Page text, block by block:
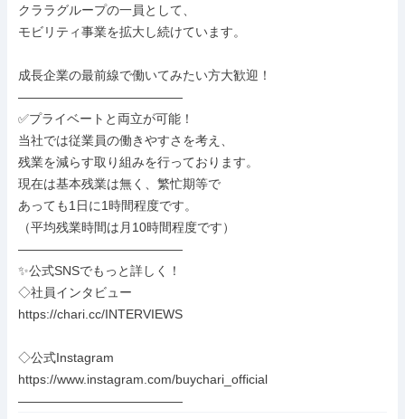
クララグループの一員として、
モビリティ事業を拡大し続けています。
成長企業の最前線で働いてみたい方大歓迎！
―――――――――――――
✅プライベートと両立が可能！
当社では従業員の働きやすさを考え、
残業を減らす取り組みを行っております。
現在は基本残業は無く、繁忙期等で
あっても1日に1時間程度です。
（平均残業時間は月10時間程度です）
―――――――――――――
✨公式SNSでもっと詳しく！
◇社員インタビュー
https://chari.cc/INTERVIEWS
◇公式Instagram
https://www.instagram.com/buychari_official
―――――――――――――